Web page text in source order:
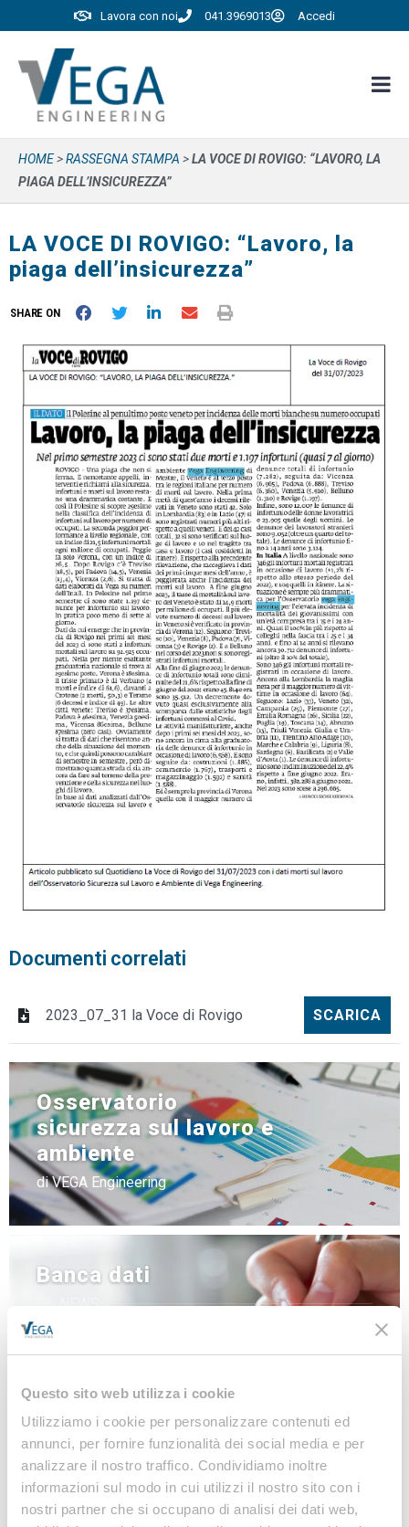
Questo sito web utilizza i cookie
Utilizziamo i cookie per personalizzare contenuti ed
annunci, per fornire funzionalità dei social media e per
analizzare il nostro traffico. Condividiamo inoltre
informazioni sul modo in cui utilizzi il nostro sito con i
nostri partner che si occupano di analisi dei dati web,
Lavora con noi 041.3969013 Accedi
HOME>RASSEGNA STAMPA >LA VOCE DI ROVIGO: “LAVORO, LA
PIAGA DELL’INSICUREZZA”
LA VOCE DI ROVIGO: “Lavoro, la
piaga dell’insicurezza”
SHARE ON
Documenti correlati
2023_07_31 la Voce di Rovigo SCARICA
Banca dati
MODULISTICA
LEGISLAZIONE
Osservatorio
sicurezza sul lavoro e
ambiente
di VEGA Engineering
Iscriviti alla nostra
Newsletter